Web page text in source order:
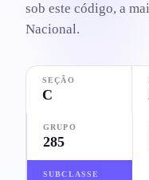
sob este código, a
Nacional.
SEÇÃO
C
GRUPO
285
SUBCLASSE